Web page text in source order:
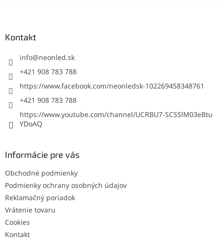
Kontakt
info@neonled.sk
+421 908 783 788
https://www.facebook.com/neonledsk-102269458348761
+421 908 783 788
https://www.youtube.com/channel/UCRBU7-SCSSlM03eBtu
YDoAQ
Informácie pre vás
Obchodné podmienky
Podmienky ochrany osobných údajov
Reklamačný poriadok
Vrátenie tovaru
Cookies
Kontakt